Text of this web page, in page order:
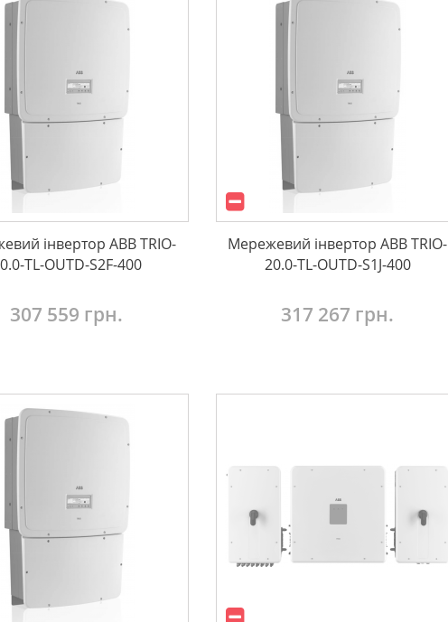
інвертор ABB TRIO-
TL-OUTD-S2F-400
307 559 грн.
Мережевий інвертор ABB TRIO-
20.0-TL-OUTD-S1J-400
317 267 грн.